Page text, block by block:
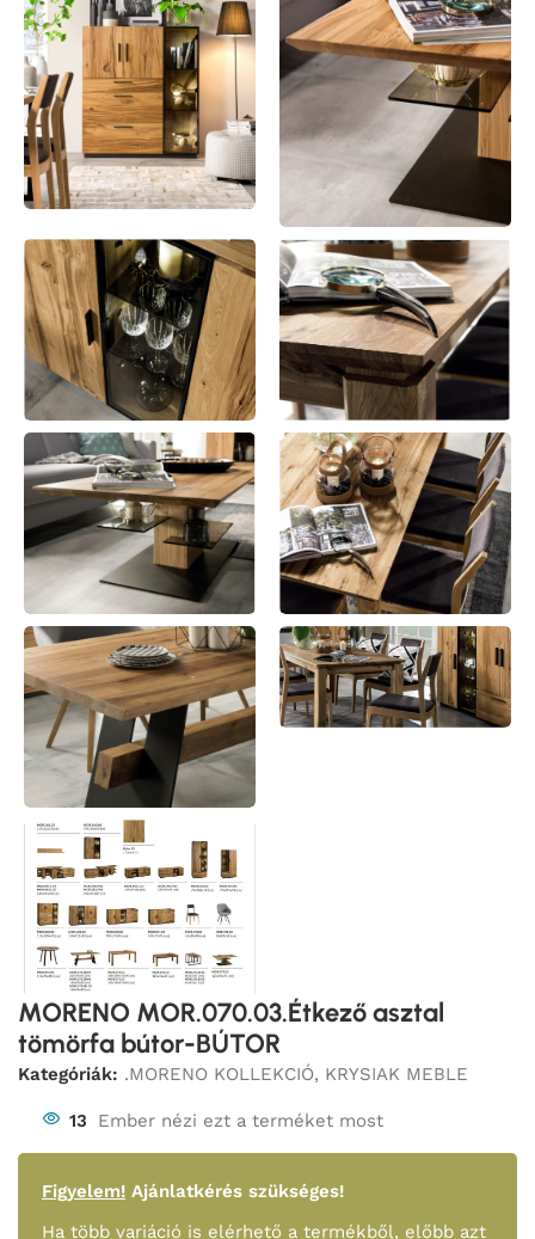
MORENO MOR.070.03.Étkező asztal
tömörfa bútor-BÚTOR
Kategóriák: .MORENO KOLLEKCIÓ, KRYSIAK MEBLE
13 Ember nézi ezt a terméket most
Figyelem! Ajánlatkérés szükséges!
Ha több variáció is elérhető a termékből, előbb azt